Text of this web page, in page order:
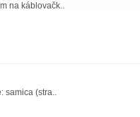
na káblovačk..
samica (stra..